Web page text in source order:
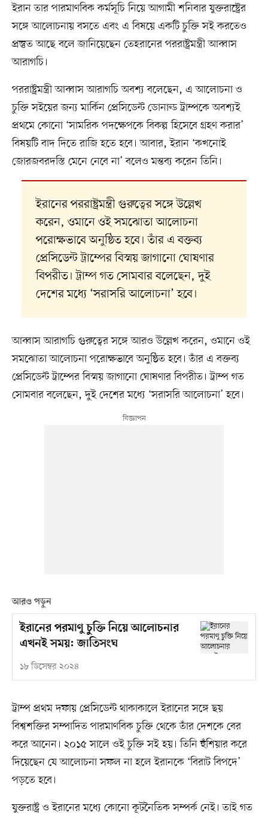
ইরান তার পারমাণবিক কর্মসূচি নিয়ে আগামী শনিবার যুক্তরাষ্ট্রের
সঙ্গে আলোচনায় বসতে এবং এ বিষয়ে একটি চুক্তি সই করতেও
প্রস্তুত আছে বলে জানিয়েছেন তেহরানের পররাষ্ট্রমন্ত্রী আব্বাস
আরাগচি।
পররাষ্ট্রমন্ত্রী আব্বাস আরাগচি অবশ্য বলেছেন, এ আলোচনা ও
চুক্তি সইয়ের জন্য মার্কিন প্রেসিডেন্ট ডোনাল্ড ট্রাম্পকে অবশ্যই
প্রথমে কোনো ‘সামরিক পদক্ষেপকে বিকল্প হিসেবে গ্রহণ করার’
বিষয়টি বাদ দিতে রাজি হতে হবে। আবার, ইরান ‘কখনোই
জোরজবরদস্তি মেনে নেবে না’ বলেও মন্তব্য করেন তিনি।
ইরানের পররাষ্ট্রমন্ত্রী গুরুত্বের সঙ্গে উল্লেখ
করেন, ওমানে ওই সমঝোতা আলোচনা
পরোক্ষভাবে অনুষ্ঠিত হবে। তাঁর এ বক্তব্য
প্রেসিডেন্ট ট্রাম্পের বিস্ময় জাগানো ঘোষণার
বিপরীত। ট্রাম্প গত সোমবার বলেছেন, দুই
দেশের মধ্যে ‘সরাসরি আলোচনা’ হবে।
আব্বাস আরাগচি গুরুত্বের সঙ্গে আরও উল্লেখ করেন, ওমানে ওই
সমঝোতা আলোচনা পরোক্ষভাবে অনুষ্ঠিত হবে। তাঁর এ বক্তব্য
প্রেসিডেন্ট ট্রাম্পের বিস্ময় জাগানো ঘোষণার বিপরীত। ট্রাম্প গত
সোমবার বলেছেন, দুই দেশের মধ্যে ‘সরাসরি আলোচনা’ হবে।
আরও পড়ুন
ইরানের পরমাণু চুক্তি নিয়ে আলোচনার
এখনই সময়: জাতিসংঘ
১৮ ডিসেম্বর ২০২৪
ট্রাম্প প্রথম দফায় প্রেসিডেন্ট থাকাকালে ইরানের সঙ্গে ছয়
বিশ্বশক্তির সম্পাদিত পারমাণবিক চুক্তি থেকে তাঁর দেশকে বের
করে আনেন। ২০১৫ সালে ওই চুক্তি সই হয়। তিনি হুঁশিয়ার করে
দিয়েছেন যে আলোচনা সফল না হলে ইরানকে ‘বিরাট বিপদে’
পড়তে হবে।
যুক্তরাষ্ট্র ও ইরানের মধ্যে কোনো কূটনৈতিক সম্পর্ক নেই। তাই গত